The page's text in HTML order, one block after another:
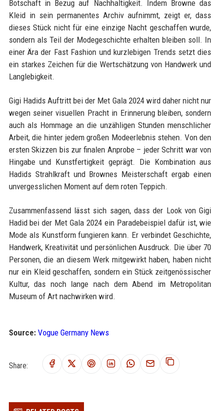
Botschaft in Bezug auf Nachhaltigkeit. Indem Browne das
Kleid in sein permanentes Archiv aufnimmt, zeigt er, dass
dieses Stück nicht für eine einzige Nacht geschaffen wurde,
sondern als Teil der Modegeschichte erhalten bleiben soll. In
einer Ära der Fast Fashion und kurzlebigen Trends setzt dies
ein starkes Zeichen für die Wertschätzung von Handwerk und
Langlebigkeit.
Gigi Hadids Auftritt bei der Met Gala 2024 wird daher nicht nur
wegen seiner visuellen Pracht in Erinnerung bleiben, sondern
auch als Hommage an die unzähligen Stunden menschlicher
Arbeit, die hinter jedem großen Modeerlebnis stehen. Von den
ersten Skizzen bis zur finalen Anprobe – jeder Schritt war von
Hingabe und Kunstfertigkeit geprägt. Die Kombination aus
Hadids Strahlkraft und Brownes Meisterschaft ergab einen
unvergesslichen Moment auf dem roten Teppich.
Zusammenfassend lässt sich sagen, dass der Look von Gigi
Hadid bei der Met Gala 2024 ein Paradebeispiel dafür ist, wie
Mode als Kunstform fungieren kann. Er verbindet Geschichte,
Handwerk, Kreativität und persönlichen Ausdruck. Die über 70
Personen, die an diesem Werk mitgewirkt haben, haben nicht
nur ein Kleid geschaffen, sondern ein Stück zeitgenössischer
Kultur, das noch lange nach dem Abend im Metropolitan
Museum of Art nachwirken wird.
Source: Vogue Germany News
Share: